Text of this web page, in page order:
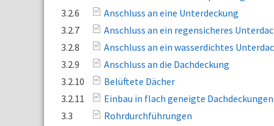
3.2.6
Anschluss an eine Unterdeckung
3.2.7
Anschluss an ein regensicheres
3.2.8
Anschluss an ein wasserdichtes
3.2.9
Anschluss an die Dachdeckung
3.2.10
Belüftete Dächer
3.2.11
Einbau in flach geneigte Dachdeckungen
3.3
Rohrdurchführungen